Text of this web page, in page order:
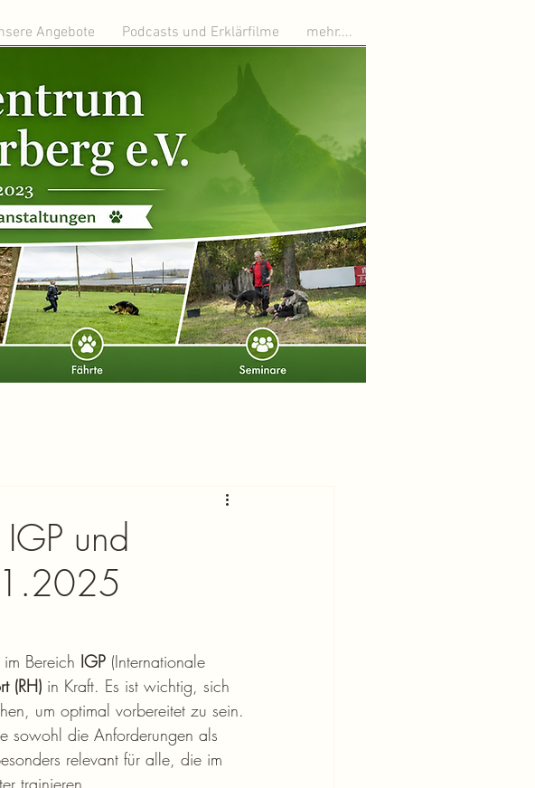
Angebote Podcasts und Erklärfilme mehr....
und
Bereich IGP (Internationale
(RH) in Kraft. Es ist wichtig, sich
um optimal vorbereitet zu sein.
sowohl die Anforderungen als
relevant für alle, die im
trainieren.